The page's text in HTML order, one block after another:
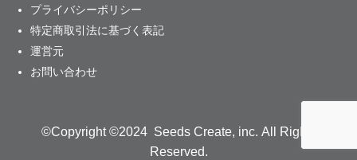
プライバシーポリシー
特定商取引法に基づく表記
運営元
お問い合わせ
©Copyright ©2024 Seeds Create, inc. All Rights
Reserved.